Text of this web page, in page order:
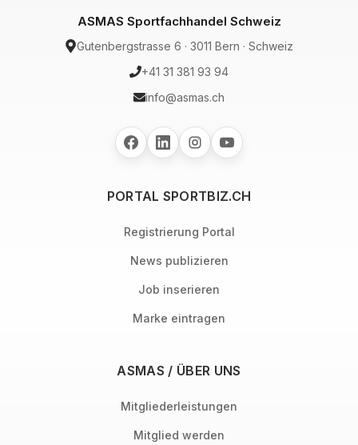
ASMAS Sportfachhandel Schweiz
Gutenbergstrasse 6 · 3011 Bern · Schweiz
+41 31 381 93 94
info@asmas.ch
PORTAL SPORTBIZ.CH
Registrierung Portal
News publizieren
Job inserieren
Marke eintragen
ASMAS / ÜBER UNS
Mitgliederleistungen
Mitglied werden